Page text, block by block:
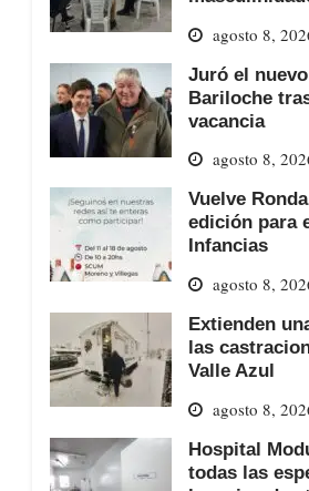
agosto 8,
Juró el
Bariloche
vacancia
agosto 8,
Vuelve
edición para
Infancias
agosto 8,
Extienden
las
Valle Azul
agosto 8,
Hospital
todas las